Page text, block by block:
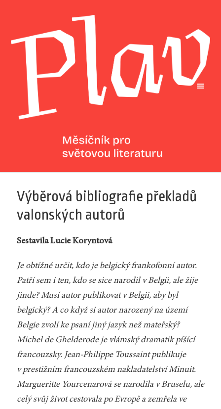
Výběrová bibliografie překladů
valonských autorů
Sestavila Lucie Koryntová
Je obtížné určit, kdo je belgický frankofonní autor.
Patří sem i ten, kdo se sice narodil v Belgii, ale žije
jinde? Musí autor publikovat v Belgii, aby byl
belgický? A co když si autor narozený na území
Belgie zvolí ke psaní jiný jazyk než mateřský?
Michel de Ghelderode je vlámský dramatik píšící
francouzsky. Jean-Philippe Toussaint publikuje
v prestižním francouzském nakladatelství Minuit.
Margueritte Yourcenarová se narodila v Bruselu, ale
celý svůj život cestovala po Evropě a zemřela ve